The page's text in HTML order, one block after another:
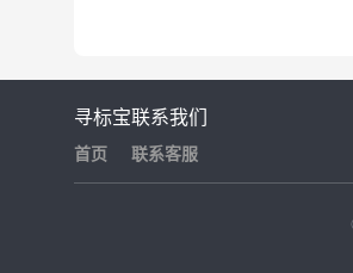
寻标宝
首页
联系我们
联系客服